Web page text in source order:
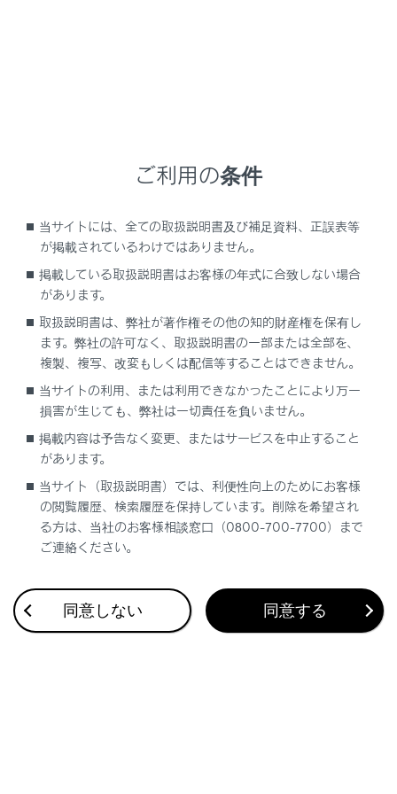
インストルメントパネル
合わせて見られているページ
インストルメントパネル
このページは役に立ちましたか？
はい
ご利用の条件
当サイトには、全ての取扱説明書及び補足資料、正誤表等
が掲載されているわけではありません。
掲載している取扱説明書はお客様の年式に合致しない場合
があります。
取扱説明書は、弊社が著作権その他の知的財産権を保有し
ます。弊社の許可なく、取扱説明書の一部または全部を、
複製、複写、改変もしくは配信等することはできません。
当サイトの利用、または利用できなかったことにより万一
損害が生じても、弊社は一切責任を負いません。
掲載内容は予告なく変更、またはサービスを中止すること
があります。
当サイト（取扱説明書）では、利便性向上のためにお客様
の閲覧履歴、検索履歴を保持しています。削除を希望され
る方は、当社のお客様相談窓口（0800-700-7700）まで
ご連絡ください。
同意しない 同意する